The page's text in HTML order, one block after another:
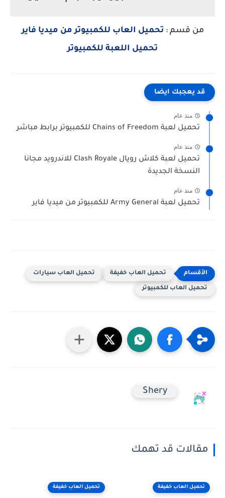
من قسم : تحميل العاب للكمبيوتر من ميديا فاير
تحميل اللعبة للكمبيوتر
قد يعجبك ايضا
منذ عام
تحميل لعبة Chains of Freedom للكمبيوتر برابط مباشر
منذ عام
تحميل لعبة كلاش رويال Clash Royale للاندرويد مجانا
النسخة الجديدة
منذ عام
تحميل لعبة Army General للكمبيوتر من ميديا فاير
تحميل العاب خفيفة تحميل العاب سيارات
تحميل العاب للكمبيوتر
Shery
مقالات قد تهمك
تحميل العاب خفيفة تحميل العاب خفيفة